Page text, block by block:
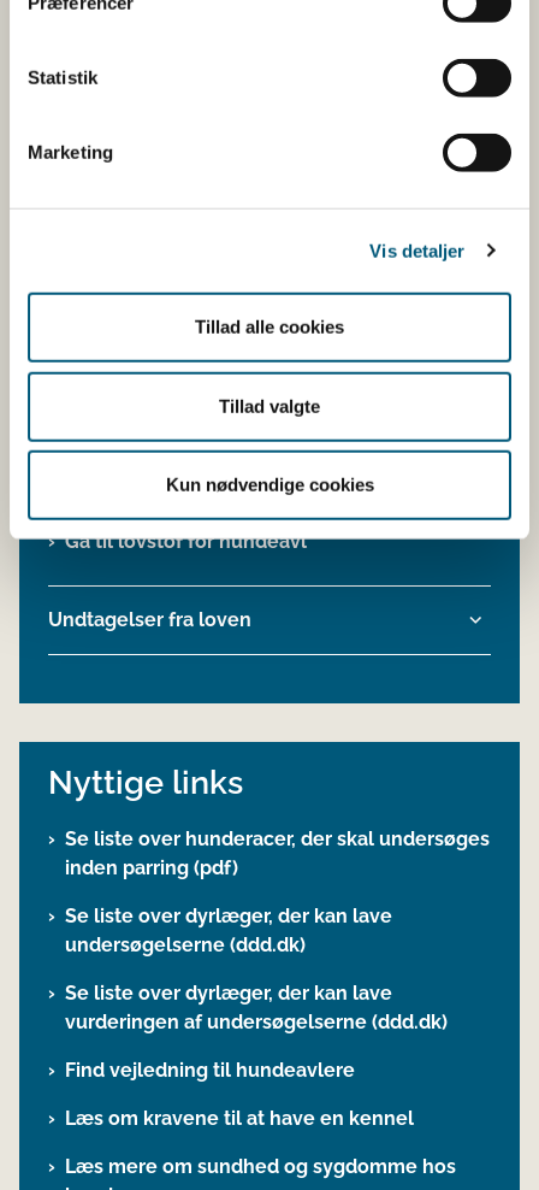
Statistik
Marketing
Vis detaljer
Tillad alle cookies
Tillad valgte
Kun nødvendige cookies
hvilket betyder, at reglerne skal overholdes fra og
Brachycephalic Obstructive Airway Syndrome
og myxomatøs mitralklapsygdom (MMVD).
I bekendtgørelsens bilag 2 og 3 findes lister over
racer, som er omfattet af krav om undersøgelse
for hofteledsdysplasi og for nogle racer også
Reglerne er strafbelagt. Straffens omfang vil
Gå til lovstof for hundeavl
Undtagelser fra loven
Nyttige links
Se liste over hunderacer, der skal undersøges
inden parring (pdf)
Se liste over dyrlæger, der kan lave
undersøgelserne (ddd.dk)
Se liste over dyrlæger, der kan lave
vurderingen af undersøgelserne (ddd.dk)
Find vejledning til hundeavlere
Læs om kravene til at have en kennel
Læs mere om sundhed og sygdomme hos